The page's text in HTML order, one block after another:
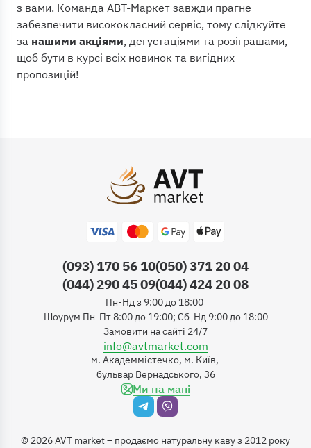
з вами. Команда АВТ-Маркет завжди прагне
забезпечити висококласний сервіс, тому слідкуйте
за нашими акціями, дегустаціями та розіграшами,
щоб бути в курсі всіх новинок та вигідних
пропозицій!
(093) 170 56 10(050) 371 20 04
(044) 290 45 09(044) 424 20 08
Пн-Нд з 9:00 до 18:00
Шоурум Пн-Пт 8:00 до 19:00; Сб-Нд 9:00 до 18:00
Замовити на сайті 24/7
info@avtmarket.com
м. Академмістечко, м. Київ,
бульвар Вернадського, 36
Ми на мапі
© 2026AVT market – продаємо натуральну каву з 2012 року